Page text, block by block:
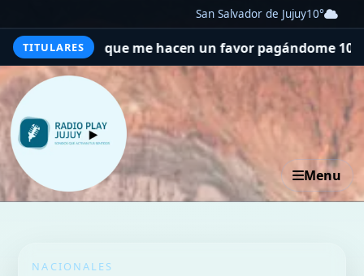
San Salvador de Jujuy10°
TITULARES
que me hacen un favor pagándome 10 euros la
Menu
NACIONALES